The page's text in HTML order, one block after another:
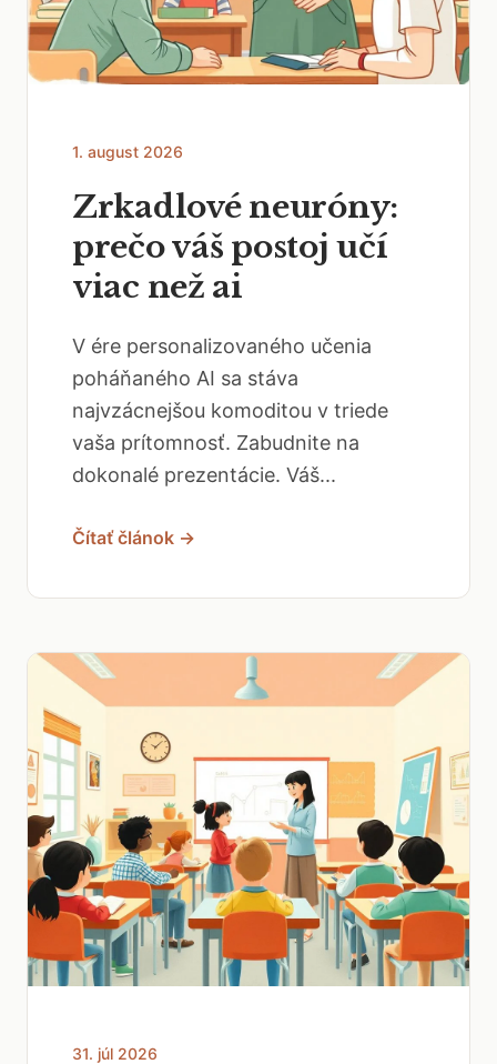
1. august 2026
Zrkadlové neuróny:
prečo váš postoj učí
viac než ai
V ére personalizovaného učenia
poháňaného AI sa stáva
najvzácnejšou komoditou v triede
vaša prítomnosť. Zabudnite na
dokonalé prezentácie. Váš...
Čítať článok →
31. júl 2026